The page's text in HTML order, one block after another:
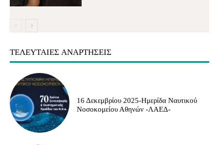
ΤΕΛΕΥΤΑΊΕΣ ΑΝΑΡΤΉΣΕΙΣ
16 Δεκεμβρίου 2025-Ημερίδα Ναυτικού
Νοσοκομείου Αθηνών -ΛΑΕΔ-